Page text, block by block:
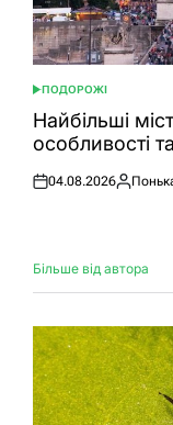
ОПУБЛІКУВАТИ
У
ПОДОРОЖІ
Найбільші
особливості
Оприлюднено
04.08.2026
Більше від автора